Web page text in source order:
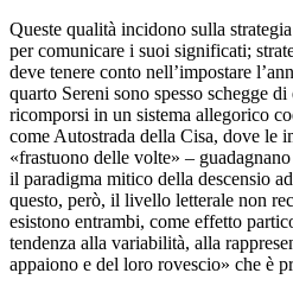
Queste qualità incidono sulla
per comunicare i suoi significati;
deve tenere conto nell’impostare
quarto Sereni sono spesso schegge
ricomporsi in un sistema allegorico
come Autostrada della Cisa, dove le
«frastuono delle volte» –
il paradigma mitico della descensio
questo, però, il livello letterale non
esistono entrambi, come effetto
tendenza alla variabilità, alla
appaiono e del loro rovescio» che è